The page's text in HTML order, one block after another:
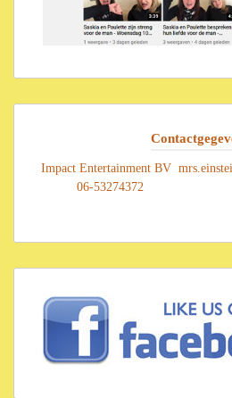
Impact Entertainment BV
06-53274372